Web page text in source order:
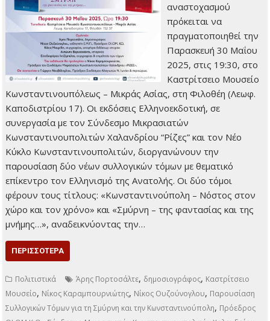
αναστοχασμού
πρόκειται να
πραγματοποιηθεί την
Παρασκευή 30 Μαΐου
2025, στις 19:30, στο
Καστρίτσειο Μουσείο
Κωνσταντινουπόλεως – Μικράς Ασίας, στη Φιλοθέη (Λεωφ.
Καποδιστρίου 17). Οι εκδόσεις Ελληνοεκδοτική, σε
συνεργασία με τον Σύνδεσμο Μικρασιατών
Κωνσταντινουπολιτών Χαλανδρίου “Ρίζες” και τον Νέο
Κύκλο Κωνσταντινουπολιτών, διοργανώνουν την
παρουσίαση δύο νέων συλλογικών τόμων με θεματικό
επίκεντρο τον Ελληνισμό της Ανατολής. Οι δύο τόμοι
φέρουν τους τίτλους: «Κωνσταντινούπολη – Νόστος στον
χώρο και τον χρόνο» και «Σμύρνη – της φαντασίας και της
μνήμης…», αναδεικνύοντας την…
ΠΕΡΙΣΣΌΤΕΡΑ
Πολιτιστικά Άρης Πορτοσάλτε, δημοσιογράφος, Καστρίτσειο
Μουσείο, Νίκος Καραμπουρνιώτης, Νίκος Ουζούνογλου, Παρουσίαση
Συλλογικών Τόμων για τη Σμύρνη και την Κωνσταντινούπολη, Πρόεδρος